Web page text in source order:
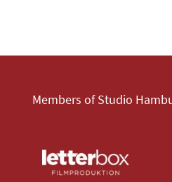
Members of Studio